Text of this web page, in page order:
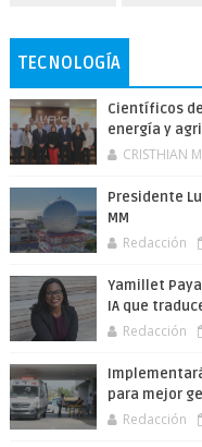
TECNOLOGÍA
Científicos
energía y
CRISTHIAN
Presidente
MM
Redacción
Yamillet
IA que
Redacción
para mejor
Redacción